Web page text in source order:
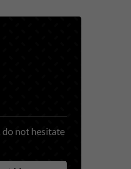
do not hesitate